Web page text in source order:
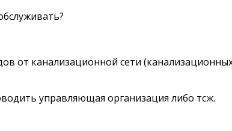
от канализационной сети
управляющая организация либо тсж.